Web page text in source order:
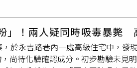
個人頁面上，卻顯示與另一名女子
營一間知名餐廳，父親則是中部起家
從以自己名字在東區精華地段開一
受影響，臉書帳號上仍然他可見四
」！兩人疑同時吸毒暴斃
於永吉路巷內一處高級住宅中，發
尚待化驗確認成分。初步勘驗未見